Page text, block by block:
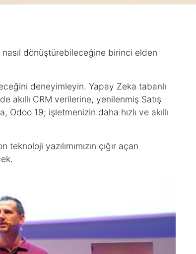
dönüştürebileceğine birinci elden
deneyimleyin. Yapay Zeka tabanlı
akıllı CRM verilerine, yenilenmiş Satış
Odoo 19; işletmenizin daha hızlı ve akıllı
yazılımımızın çığır açan